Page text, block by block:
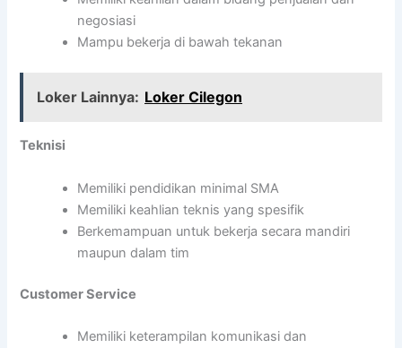
negosiasi
Mampu bekerja di bawah tekanan
Loker Lainnya: Loker Cilegon
Teknisi
Memiliki pendidikan minimal SMA
Memiliki keahlian teknis yang spesifik
Berkemampuan untuk bekerja secara mandiri
maupun dalam tim
Customer Service
Memiliki keterampilan komunikasi dan